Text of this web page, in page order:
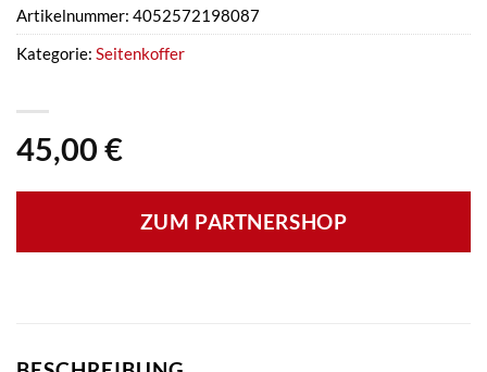
45,00 €
ZUM PARTNERSHOP
Artikelnummer: 4052572198087
Kategorie: Seitenkoffer